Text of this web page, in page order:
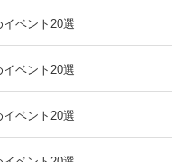
ベント20選
ベント20選
ベント20選